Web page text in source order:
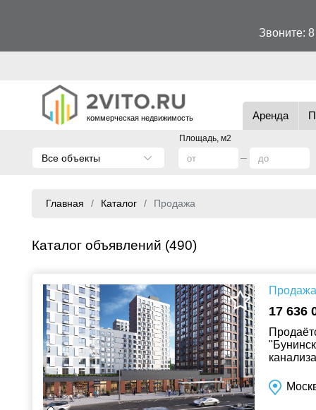
Звоните:
коммерческая недвижимость Аренда
Площадь, м2
Все объекты
Главная Каталог Продажа
Каталог объявлений (490)
17 636